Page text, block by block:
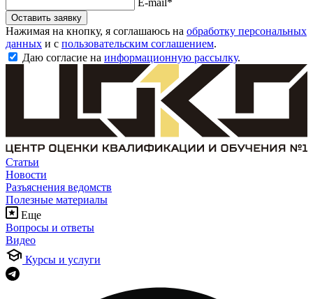
E-mail*
Оставить заявку
Нажимая на кнопку, я соглашаюсь на обработку персональных
данных и с пользовательским соглашением.
Даю согласие на информационную рассылку.
Статьи
Новости
Разъяснения ведомств
Полезные материалы
Еще
Вопросы и ответы
Видео
Курсы и услуги